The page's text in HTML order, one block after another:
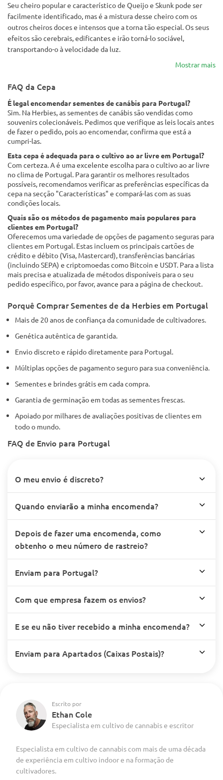
Seu cheiro popular e característico de Queijo e Skunk pode ser
facilmente identificado, mas é a mistura desse cheiro com os
outros cheiros doces e intensos que a torna tão especial. Os seus
efeitos são cerebrais, edificantes e irão torná-lo sociável,
transportando-o à velocidade da luz.
Mostrar mais
FAQ da Cepa
É legal encomendar sementes de canábis para Portugal?
Sim. Na Herbies, as sementes de canábis são vendidas como
souvenirs colecionáveis. Pedimos que verifique as leis locais antes
de fazer o pedido, pois ao encomendar, confirma que está a
cumpri-las.
Esta cepa é adequada para o cultivo ao ar livre em Portugal?
Com certeza. A é uma excelente escolha para o cultivo ao ar livre
no clima de Portugal. Para garantir os melhores resultados
possíveis, recomendamos verificar as preferências específicas da
cepa na secção "Características" e compará-las com as suas
condições locais.
Quais são os métodos de pagamento mais populares para
clientes em Portugal?
Oferecemos uma variedade de opções de pagamento seguras para
clientes em Portugal. Estas incluem os principais cartões de
crédito e débito (Visa, Mastercard), transferências bancárias
(incluindo SEPA) e criptomoedas como Bitcoin e USDT. Para a lista
mais precisa e atualizada de métodos disponíveis para o seu
pedido específico, por favor, avance para a página de checkout.
Porquê Comprar Sementes de da Herbies em Portugal
Mais de 20 anos de confiança da comunidade de cultivadores.
Genética autêntica de garantida.
Envio discreto e rápido diretamente para Portugal.
Múltiplas opções de pagamento seguro para sua conveniência.
Sementes e brindes grátis em cada compra.
Garantia de germinação em todas as sementes frescas.
Apoiado por milhares de avaliações positivas de clientes em
todo o mundo.
FAQ de Envio para Portugal
O meu envio é discreto?
Quando enviarão a minha encomenda?
Depois de fazer uma encomenda, como
obtenho o meu número de rastreio?
Enviam para Portugal?
Com que empresa fazem os envios?
E se eu não tiver recebido a minha encomenda?
Enviam para Apartados (Caixas Postais)?
Escrito por
Ethan Cole
Especialista em cultivo de cannabis e escritor
Especialista em cultivo de cannabis com mais de uma década
de experiência em cultivo indoor e na formação de
cultivadores.